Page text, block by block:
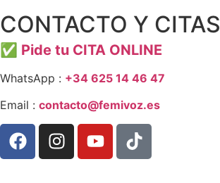
CONTACTO Y CITAS
✅ Pide tu CITA ONLINE
WhatsApp : +34 625 14 46 47
Email : contacto@femivoz.es